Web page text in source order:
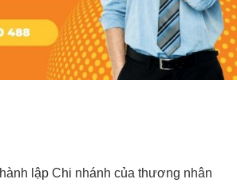
lập Chi nhánh của thương nhân